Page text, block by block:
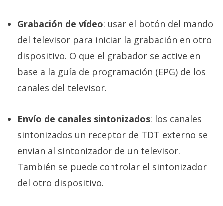
Grabación de vídeo: usar el botón del mando
del televisor para iniciar la grabación en otro
dispositivo. O que el grabador se active en
base a la guía de programación (EPG) de los
canales del televisor.
Envío de canales sintonizados: los canales
sintonizados un receptor de TDT externo se
envian al sintonizador de un televisor.
También se puede controlar el sintonizador
del otro dispositivo.